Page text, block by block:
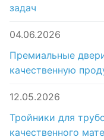
задач
04.06.2026
Премиальные
качественную
12.05.2026
Тройники для
качественного